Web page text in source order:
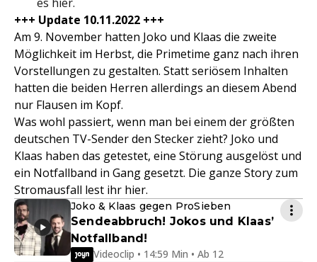
+++ Update 10.11.2022 +++
Am 9. November hatten Joko und Klaas die zweite
Möglichkeit im Herbst, die Primetime ganz nach ihren
Vorstellungen zu gestalten. Statt seriösem Inhalten
hatten die beiden Herren allerdings an diesem Abend
nur Flausen im Kopf.
Was wohl passiert, wenn man bei einem der größten
deutschen TV-Sender den Stecker zieht? Joko und
Klaas haben das getestet, eine Störung ausgelöst und
ein Notfallband in Gang gesetzt. Die ganze Story zum
Stromausfall lest ihr hier.
Joko & Klaas gegen ProSieben
Sendeabbruch! Jokos und Klaas’
Notfallband!
Videoclip • 14:59 Min • Ab 12